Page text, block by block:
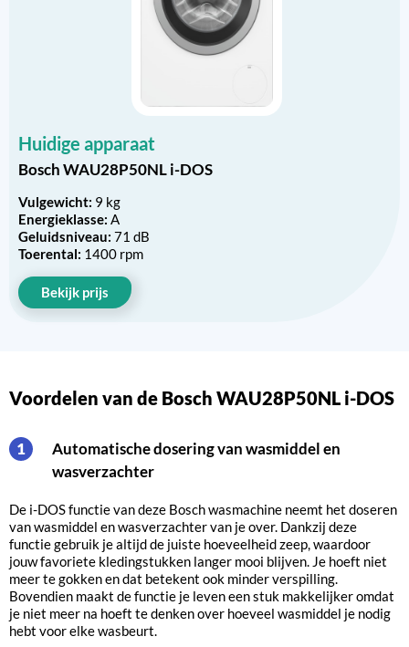
Huidige apparaat
Bosch WAU28P50NL i-DOS
Vulgewicht: 9 kg
Energieklasse: A
Geluidsniveau: 71 dB
Toerental: 1400 rpm
Bekijk prijs
Voordelen van de Bosch WAU28P50NL i-DOS
1
Automatische dosering van wasmiddel en
wasverzachter
De i-DOS functie van deze Bosch wasmachine neemt het doseren
van wasmiddel en wasverzachter van je over. Dankzij deze
functie gebruik je altijd de juiste hoeveelheid zeep, waardoor
jouw favoriete kledingstukken langer mooi blijven. Je hoeft niet
meer te gokken en dat betekent ook minder verspilling.
Bovendien maakt de functie je leven een stuk makkelijker omdat
je niet meer na hoeft te denken over hoeveel wasmiddel je nodig
hebt voor elke wasbeurt.